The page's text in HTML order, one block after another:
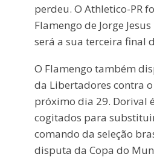
perdeu. O Athletico-PR
Flamengo de Jorge
será a sua terceira final
O Flamengo também
da Libertadores contra o
próximo dia 29. Dorival
cogitados para
comando da seleção
disputa da Copa do